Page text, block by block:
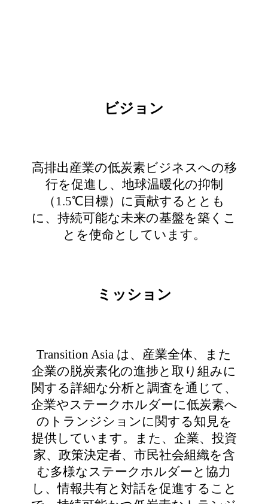
ビジョン
高排出産業の低炭素ビジネスへの移
行を促進し、地球温暖化の抑制
（1.5℃目標）に貢献するととも
に、持続可能な未来の基盤を築くこ
とを使命としています。
ミッション
Transition Asia は、産業全体、また
企業の脱炭素化の進捗と取り組みに
関する詳細な分析と調査を通じて、
企業やステークホルダーに低炭素へ
のトランジションに関する知見を
提供しています。また、企業、投資
家、政策決定者、市民社会組織を含
む多様なステークホルダーと協力
し、情報共有と対話を促進すること